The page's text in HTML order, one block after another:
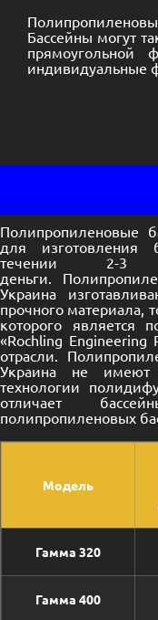
Бассейны могут
прямоугольной
индивидуальные
Полипропиленовые
для изготовления
течении 2-3
деньги.
Украина
прочного материала,
которого является
«Rochling
отрасли.
Украина не имеют
технологии
отличает
полипропиленовых
Модель
Гамма 320
Гамма 400